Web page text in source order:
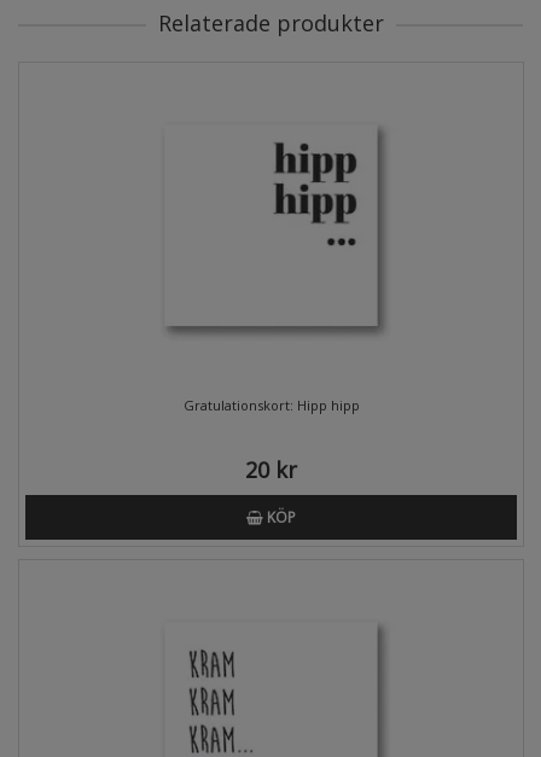
Relaterade produkter
Gratulationskort: Hipp hipp
20 kr
KÖP